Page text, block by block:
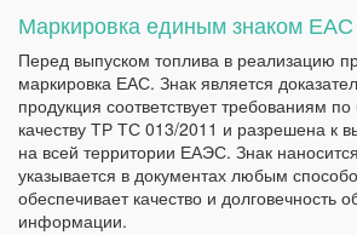
Маркировка единым знаком ЕАС
Перед выпуском топлива в реализацию
маркировка ЕАС. Знак является
продукция соответствует требованиям
качеству ТР ТС 013/2011 и разрешена к
на всей территории ЕАЭС. Знак
указывается в документах любым
обеспечивает качество и долговечность
информации.